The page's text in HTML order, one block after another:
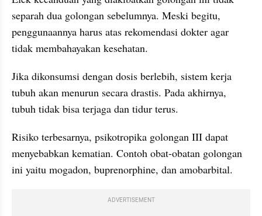
separah dua golongan sebelumnya. Meski begitu,
penggunaannya harus atas rekomendasi dokter agar
tidak membahayakan kesehatan.
Jika dikonsumsi dengan dosis berlebih, sistem kerja
tubuh akan menurun secara drastis. Pada akhirnya,
tubuh tidak bisa terjaga dan tidur terus.
Risiko terbesarnya, psikotropika golongan III dapat
menyebabkan kematian. Contoh obat-obatan golongan
ini yaitu mogadon, buprenorphine, dan amobarbital.
ADVERTISEMENT